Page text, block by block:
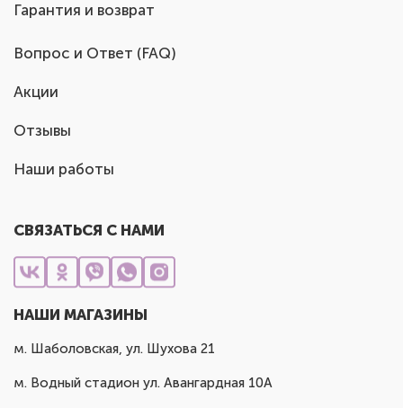
Гарантия и возврат
Вопрос и Ответ (FAQ)
Акции
Отзывы
Наши работы
СВЯЗАТЬСЯ С НАМИ
НАШИ МАГАЗИНЫ
м. Шаболовская, ул. Шухова 21
м. Водный стадион ул. Авангардная 10А